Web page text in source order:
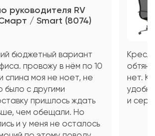
руководителя RV
/ Smart (8074)
бюджетный вариант
провожу в нём по 10
спина моя не ноет, не
было с другими
пришлось ждать
чем обещали. Но
и у меня не осталось
нет.
и